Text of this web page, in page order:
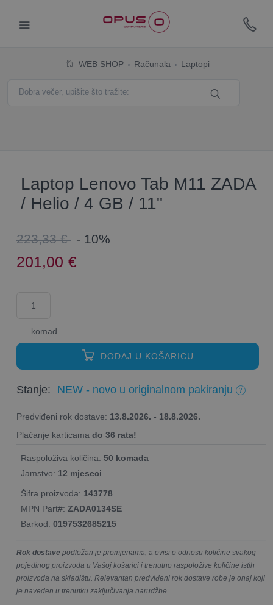
WEB SHOP Računala Laptopi
Laptop Lenovo Tab M11 ZADA
/ Helio / 4 GB / 11"
223,33 € - 10%
201,00 €
komad
DODAJ U KOŠARICU
Stanje: NEW - novo u originalnom pakiranju
Predviđeni rok dostave: 13.8.2026. - 18.8.2026.
Plaćanje karticama do 36 rata!
Raspoloživa količina: 50 komada
Jamstvo: 12 mjeseci
Šifra proizvoda: 143778
MPN Part#: ZADA0134SE
Barkod: 0197532685215
Rok dostave podložan je promjenama, a ovisi o odnosu količine svakog
pojedinog proizvoda u Vašoj košarici i trenutno raspoložive količine istih
proizvoda na skladištu. Relevantan predviđeni rok dostave robe je onaj koji
je naveden u trenutku zaključivanja narudžbe.